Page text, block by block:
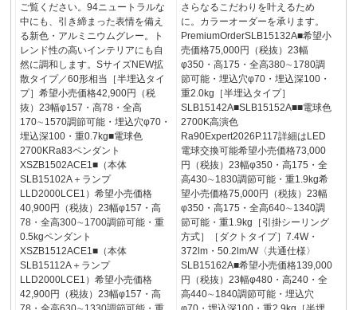
ご覧ください。94ニュートラルな
中にも、引き締まった表情を備え
る新色・アルミニウムグレー。ト
レンド性の高いインテリアにも自
然に調和します。SサイズNEW拡
散タイプ／60形相当［半埋込タイ
プ］希望小売価格42,900円（税
抜）23幅φ157・高78・全高
170∼1570調節可能・埋込穴φ70・
埋込深100・重0.7kg■電球色
2700KRa83ペンダント
XSZB1502ACE1■（本体
SLB15102A＋ランプ
LLD2000LCE1）希望小売価格
40,900円（税抜）23幅φ157・高
78・全高300∼1700調節可能・重
0.5kgペンダント
XSZB1512ACE1■（本体
SLB15112A＋ランプ
LLD2000LCE1）希望小売価格
42,900円（税抜）23幅φ157・高
さらなるこだわりを叶えるため
に。カラーオーダーを承ります。
PremiumOrderSLB15132A■希望小
売価格75,000円（税抜）23幅
φ350・高175・全高380∼1780調
節可能・埋込穴φ70・埋込深100・
重2.0kg［半埋込タイプ］
SLB15142A■SLB15152A■■電球色
2700K高演色
Ra90Expert2026P.117詳細はLED
電球交換可能希望小売価格73,000
円（税抜）23幅φ350・高175・全
高430∼1830調節可能・重1.9kg希
望小売価格75,000円（税抜）23幅
φ350・高175・全高640∼1340調
節可能・重1.9kg［引掛シーリング
方式］［ダクトタイプ］7.4W・
372lm・50.2lm/W〈共通仕様〉
SLB15162A■希望小売価格139,000
円（税抜）23幅φ480・高240・全
高440∼1840調節可能・埋込穴